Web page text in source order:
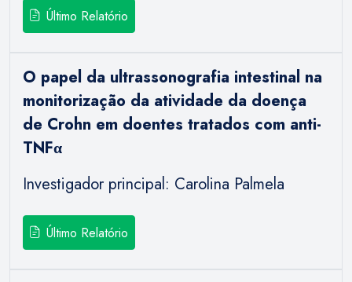
Último Relatório
O papel da ultrassonografia intestinal na
monitorização da atividade da doença
de Crohn em doentes tratados com anti-
TNFα
Investigador principal: Carolina Palmela
Último Relatório